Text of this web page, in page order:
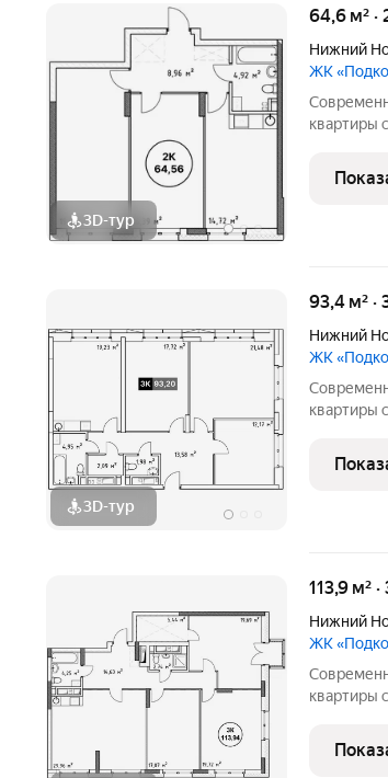
3D-тур
64,6 м²
Нижний
ЖК
квартиры
от
дом
3D-тур
93,4 м²
Нижний
ЖК
квартиры
от
дом
113,9 м²
Нижний
ЖК
квартиры
от
дом